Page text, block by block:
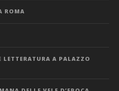
ROMA
A PALAZZO